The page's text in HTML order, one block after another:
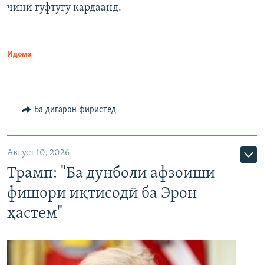
чинӣ гуфтугӯ кардаанд.
Идома
Ба дигарон фиристед
Август 10, 2026
Трамп: "Ба дунболи афзоиши
фишори иқтисодӣ ба Эрон
ҳастем"